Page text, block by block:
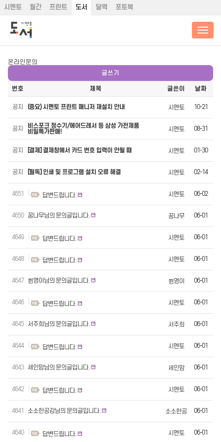
시멘토 월간 프린트 도서 달력 포토북
온라인문의
글쓰기
번호 제목 글쓴이 날짜
공지 (중요) 시멘토 프린트 매니저 재설치 안내 시멘토 10-21
공지
비스포크 정수기/에어드레서 등 삼성 가전제품
비밀특가판매!
시멘토 08-31
공지 [결제] 결제창에서 카드 번호 입력이 안될 때 시멘토 01-30
공지 [필독] 인쇄 및 프로그램 설치 오류 해결 시멘토 02-14
4651 답변드립니다. 시멘토 06-02
4650 꿈나무님의 문의글입니다. 꿈나무 06-01
4649 답변드립니다. 시멘토 06-01
4648 답변드립니다. 시멘토 06-01
4647 쮠영이님의 문의글입니다. 쮠영이 06-01
4646 답변드립니다. 시멘토 06-01
4645 서주희님의 문의글입니다. 서주희 06-01
4644 답변드립니다. 시멘토 06-01
4643 세인맘님의 문의글입니다. 세인맘 06-01
4642 답변드립니다. 시멘토 06-01
4641 소소한공감님의 문의글입니다. 소소한공 06-01
4640 답변드립니다. 시멘토 06-01